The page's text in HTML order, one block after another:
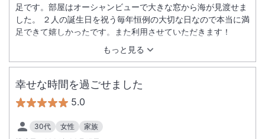
もっと見る
足です。部屋はオーシャンビューで大きな窓から海が見渡せま
した。 ２人の誕生日を祝う毎年恒例の大切な日なので本当に満
足できて嬉しかったです。また利用させていただきます！
幸せな時間を過ごせました
5.0
30代 女性
家族